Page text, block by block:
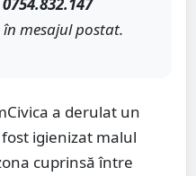
mesajul postat.
a derulat un
igienizat malul
cuprinsă între